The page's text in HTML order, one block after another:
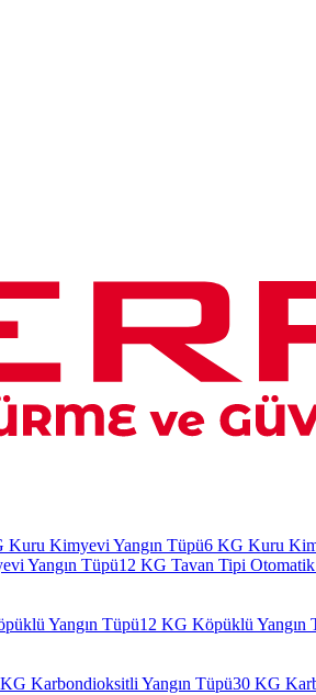
Kuru Kimyevi Yangın Tüpü6 KG Kuru
Yangın Tüpü12 KG Tavan Tipi
Yangın Tüpü12 KG Köpüklü Yangın
Karbondioksitli Yangın Tüpü30 KG